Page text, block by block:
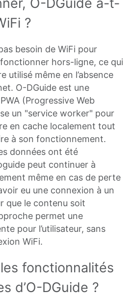
?
besoin de WiFi pour
hors-ligne, ce qui
utilisé même en l’absence
O-DGuide est une
(Progressive Web
un "service worker" pour
en cache localement tout
à son fonctionnement.
données ont été
peut continuer à
même en cas de perte
eu une connexion à un
que le contenu soit
permet une
pour l’utilisateur, sans
WiFi.
fonctionnalités
d’O-DGuide ?